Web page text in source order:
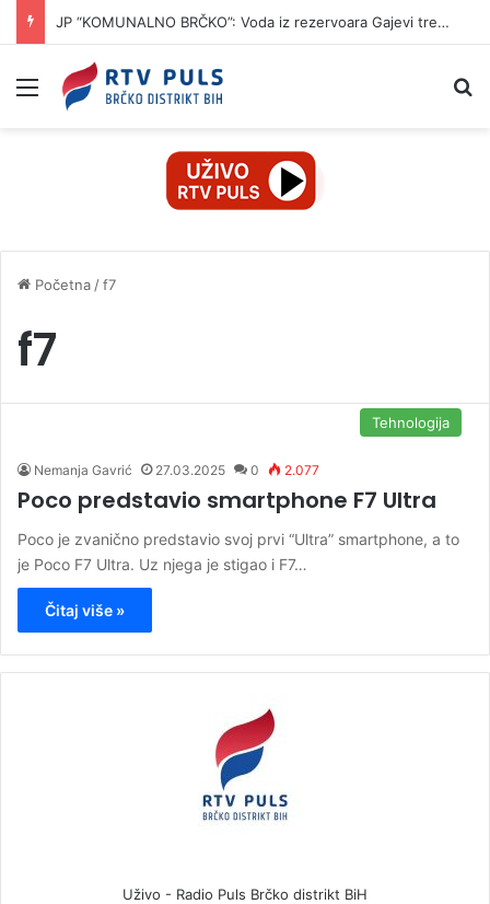
JP “KOMUNALNO BRČKO”: Voda iz rezervoara Gajevi trenutno nije za piće
Izbornik
Početna /f7
f7
Tehnologija
Nemanja Gavrić 27.03.2025 0 2.077
Poco predstavio smartphone F7 Ultra
Poco je zvanično predstavio svoj prvi “Ultra” smartphone, a to
je Poco F7 Ultra. Uz njega je stigao i F7…
Čitaj više »
Uživo - Radio Puls Brčko distrikt BiH